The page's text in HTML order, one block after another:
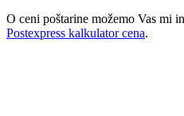
O ceni poštarine možemo Vas mi
Postexpress kalkulator cena.